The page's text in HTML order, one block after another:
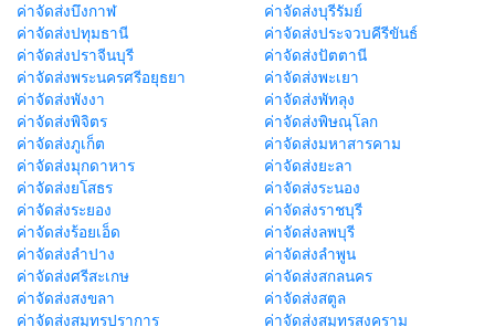
ค่าจัดส่งบึงกาฬ
ค่าจัดส่งบุรีรัมย์
ค่าจัดส่งปทุมธานี
ค่าจัดส่งประจวบคีรีขันธ์
ค่าจัดส่งปราจีนบุรี
ค่าจัดส่งปัตตานี
ค่าจัดส่งพระนครศรีอยุธยา
ค่าจัดส่งพะเยา
ค่าจัดส่งพังงา
ค่าจัดส่งพัทลุง
ค่าจัดส่งพิจิตร
ค่าจัดส่งพิษณุโลก
ค่าจัดส่งภูเก็ต
ค่าจัดส่งมหาสารคาม
ค่าจัดส่งมุกดาหาร
ค่าจัดส่งยะลา
ค่าจัดส่งยโสธร
ค่าจัดส่งระนอง
ค่าจัดส่งระยอง
ค่าจัดส่งราชบุรี
ค่าจัดส่งร้อยเอ็ด
ค่าจัดส่งลพบุรี
ค่าจัดส่งลำปาง
ค่าจัดส่งลำพูน
ค่าจัดส่งศรีสะเกษ
ค่าจัดส่งสกลนคร
ค่าจัดส่งสงขลา
ค่าจัดส่งสตูล
ค่าจัดส่งสมุทรปราการ
ค่าจัดส่งสมุทรสงคราม